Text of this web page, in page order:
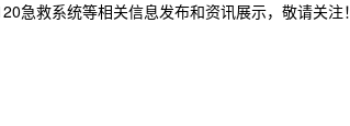
急救系统等相关信息发布和资讯展示，敬请关注！